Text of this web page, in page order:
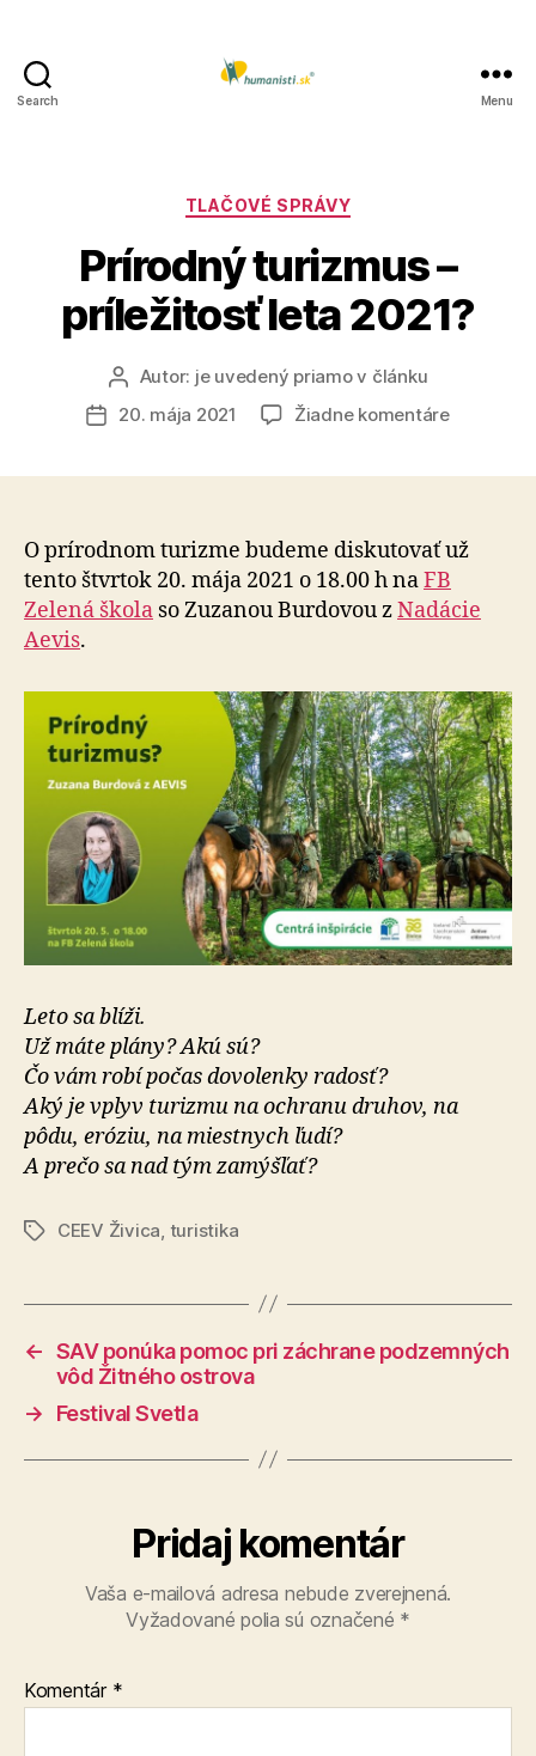
Search Menu
Kategórie
TLAČOVÉ SPRÁVY
Prírodný turizmus –
príležitosť leta 2021?
Autor
článku
Autor: je uvedený priamo v článku
Dátum
20. mája 2021 Žiadne komentárena
leta
2021?
O prírodnom turizme budeme diskutovať už
tento štvrtok 20. mája 2021 o 18.00 h naFB
Zelená škola so Zuzanou Burdovou zNadácie
Aevis.
Leto sa blíži.
Už máte plány? Akú sú?
Čo vám robí počas dovolenky radosť?
Aký je vplyv turizmu na ochranu druhov, na
pôdu, eróziu, na miestnych ľudí?
A prečo sa nad tým zamýšľať?
ZnačkyCEEV Živica turistika
← SAV ponúka pomoc pri záchrane podzemných
vôd Žitného ostrova
→
Festival Svetla
Pridaj komentár
Vaša e-mailová adresa nebude zverejnená.
Vyžadované polia sú označené *
Komentár *